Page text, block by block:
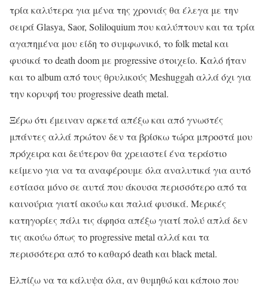
τρία καλύτερα για μένα της χρονιάς θα έλεγα με την
σειρά Glasya, Saor, Soliloquium που καλύπτουν και τα τρία
αγαπημένα μου είδη το συμφωνικό, το folk metal και
φυσικά το death doom με progressive στοιχείο. Καλό ήταν
και το album από τους θρυλικούς Meshuggah αλλά όχι για
την κορυφή του progressive death metal.
Ξέρω ότι έμειναν αρκετά απέξω και από γνωστές
μπάντες αλλά πρώτον δεν τα βρίσκω τώρα μπροστά μου
πρόχειρα και δεύτερον θα χρειαστεί ένα τεράστιο
κείμενο για να τα αναφέρουμε όλα αναλυτικά για αυτό
εστίασα μόνο σε αυτά που άκουσα περισσότερο από τα
καινούρια γιατί ακούω και παλιά φυσικά. Μερικές
κατηγορίες πάλι τις άφησα απέξω γιατί πολύ απλά δεν
τις ακούω όπως το progressive metal αλλά και τα
περισσότερα από το καθαρό death και black metal.
Ελπίζω να τα κάλυψα όλα, αν θυμηθώ και κάποιο που